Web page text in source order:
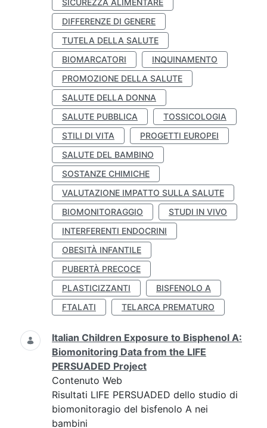
SICUREZZA ALIMENTARE
DIFFERENZE DI GENERE
TUTELA DELLA SALUTE
BIOMARCATORI
INQUINAMENTO
PROMOZIONE DELLA SALUTE
SALUTE DELLA DONNA
SALUTE PUBBLICA
TOSSICOLOGIA
STILI DI VITA
PROGETTI EUROPEI
SALUTE DEL BAMBINO
SOSTANZE CHIMICHE
VALUTAZIONE IMPATTO SULLA SALUTE
BIOMONITORAGGIO
STUDI IN VIVO
INTERFERENTI ENDOCRINI
OBESITÀ INFANTILE
PUBERTÀ PRECOCE
PLASTICIZZANTI
BISFENOLO A
FTALATI
TELARCA PREMATURO
Italian Children Exposure to Bisphenol A:
Biomonitoring Data from the LIFE
PERSUADED Project
Contenuto Web
Risultati LIFE PERSUADED dello studio di
biomonitoragio del bisfenolo A nei
bambini